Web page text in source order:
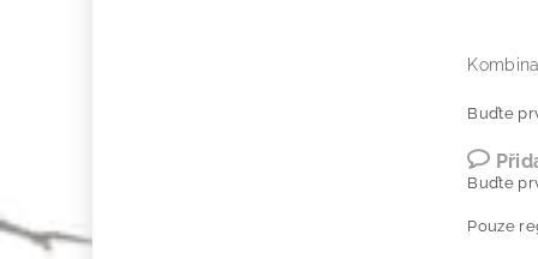
Buďte
Buďte
Pouze